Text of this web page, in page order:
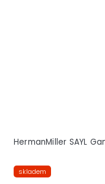
HermanMiller SAYL
skladem